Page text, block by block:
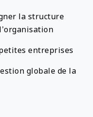
la structure
entreprises
globale de la